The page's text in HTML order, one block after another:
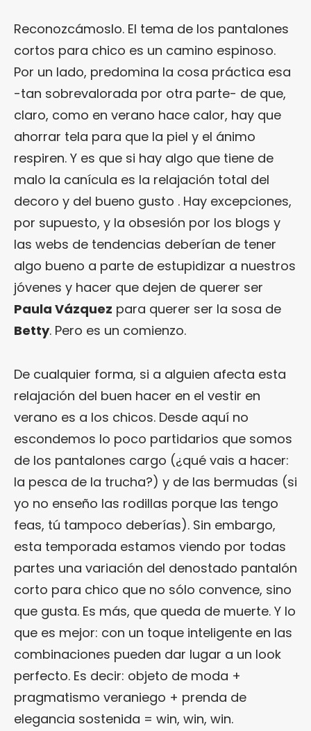
Reconozcámoslo. El tema de los pantalones
cortos para chico es un camino espinoso.
Por un lado, predomina la cosa práctica esa
-tan sobrevalorada por otra parte- de que,
claro, como en verano hace calor, hay que
ahorrar tela para que la piel y el ánimo
respiren. Y es que si hay algo que tiene de
malo la canícula es la relajación total del
decoro y del bueno gusto . Hay excepciones,
por supuesto, y la obsesión por los blogs y
las webs de tendencias deberían de tener
algo bueno a parte de estupidizar a nuestros
jóvenes y hacer que dejen de querer ser
Paula Vázquez para querer ser la sosa de
Betty. Pero es un comienzo.
De cualquier forma, si a alguien afecta esta
relajación del buen hacer en el vestir en
verano es a los chicos. Desde aquí no
escondemos lo poco partidarios que somos
de los pantalones cargo (¿qué vais a hacer:
la pesca de la trucha?) y de las bermudas (si
yo no enseño las rodillas porque las tengo
feas, tú tampoco deberías). Sin embargo,
esta temporada estamos viendo por todas
partes una variación del denostado pantalón
corto para chico que no sólo convence, sino
que gusta. Es más, que queda de muerte. Y lo
que es mejor: con un toque inteligente en las
combinaciones pueden dar lugar a un look
perfecto. Es decir: objeto de moda +
pragmatismo veraniego + prenda de
elegancia sostenida = win, win, win.